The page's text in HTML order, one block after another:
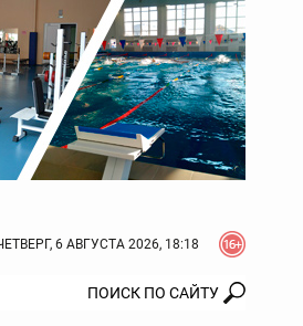
6 АВГУСТА 2026, 18:18